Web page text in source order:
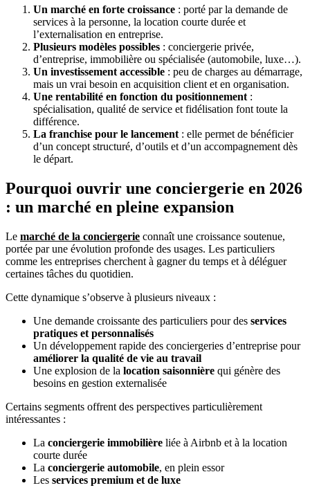
Un marché en forte croissance : porté par la demande de
services à la personne, la location courte durée et
l’externalisation en entreprise.
Plusieurs modèles possibles : conciergerie privée,
d’entreprise, immobilière ou spécialisée (automobile, luxe…).
Un investissement accessible : peu de charges au démarrage,
mais un vrai besoin en acquisition client et en organisation.
Une rentabilité en fonction du positionnement :
spécialisation, qualité de service et fidélisation font toute la
différence.
La franchise pour le lancement : elle permet de bénéficier
d’un concept structuré, d’outils et d’un accompagnement dès
le départ.
Pourquoi ouvrir une conciergerie en 2026
: un marché en pleine expansion
Le marché de la conciergerie connaît une croissance soutenue,
portée par une évolution profonde des usages. Les particuliers
comme les entreprises cherchent à gagner du temps et à déléguer
certaines tâches du quotidien.
Cette dynamique s’observe à plusieurs niveaux :
Une demande croissante des particuliers pour des services
pratiques et personnalisés
Un développement rapide des conciergeries d’entreprise pour
améliorer la qualité de vie au travail
Une explosion de la location saisonnière qui génère des
besoins en gestion externalisée
Certains segments offrent des perspectives particulièrement
intéressantes :
La conciergerie immobilière liée à Airbnb et à la location
courte durée
La conciergerie automobile, en plein essor
Les services premium et de luxe